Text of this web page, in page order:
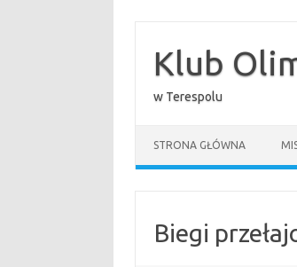
treściKlub
w Terespolu
STRONA GŁÓWNA
Biegi